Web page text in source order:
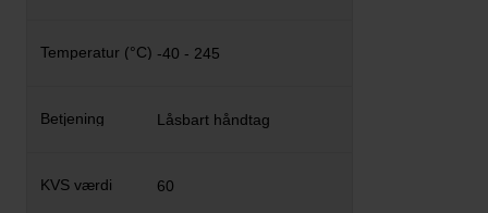
-40 - 245
Låsbart håndtag
60